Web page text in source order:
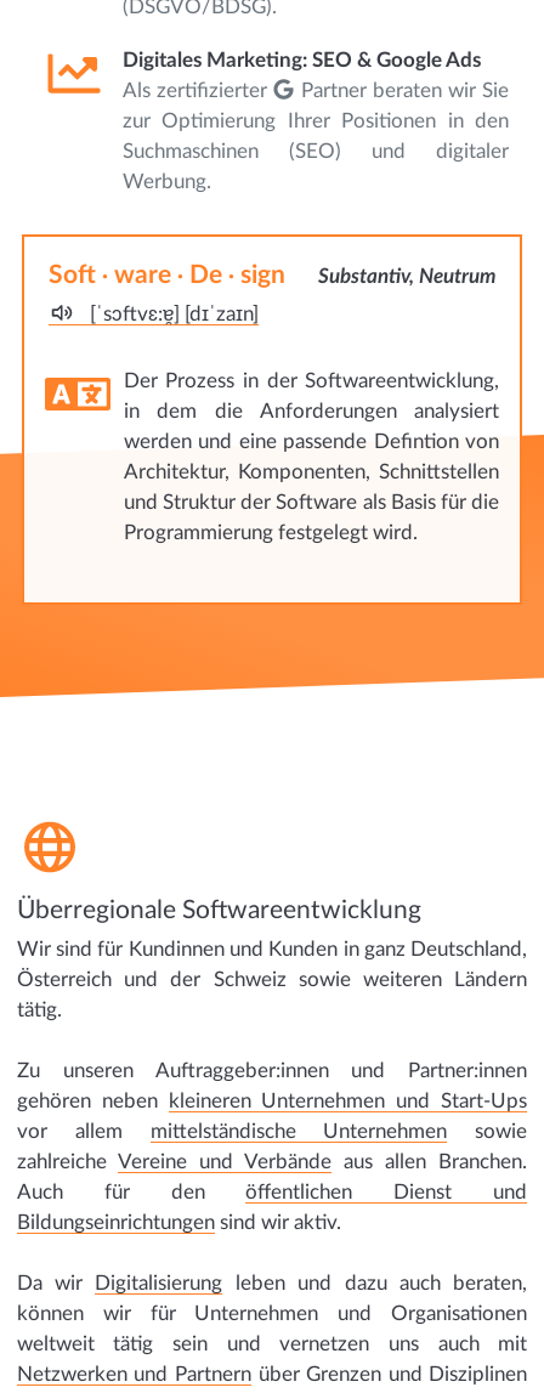
(DSGVO/BDSG).
Digitales Marketing: SEO & Google Ads
Als zertifizierter
Partner beraten wir Sie
zur Optimierung Ihrer Positionen in den
Suchmaschinen (SEO) und digitaler
Werbung.
Substantiv, Neutrum
Soft ·ware ·De ·sign
[ˈsɔftvɛ:ɐ̯] [dɪˈzaɪn]
Der Prozess in der Softwareentwicklung,
in dem die Anforderungen analysiert
werden und eine passende Defintion von
Architektur, Komponenten, Schnittstellen
und Struktur der Software als Basis für die
Programmierung festgelegt wird.
Überregionale Softwareentwicklung
Wir sind für Kundinnen und Kunden in ganz Deutschland,
Österreich und der Schweiz sowie weiteren Ländern
tätig.
Zu unseren Auftraggeber:innen und Partner:innen
gehören neben
kleineren Unternehmen und Start-Ups
vor allem mittelständische Unternehmen sowie
zahlreiche Vereine und Verbände aus allen Branchen.
Auch für denöffentlichen Dienst und
Bildungseinrichtungensind wir aktiv.
Da wir Digitalisierung leben und dazu auch beraten,
können wir für Unternehmen und Organisationen
weltweit tätig sein und vernetzen uns auch mit
Netzwerken und Partnernüber Grenzen und Disziplinen